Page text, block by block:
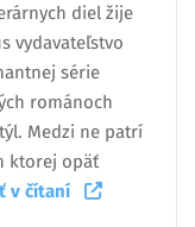
diel žije
vydavateľstvo
série
románoch
Medzi ne patrí
ktorej opäť
v čítaní